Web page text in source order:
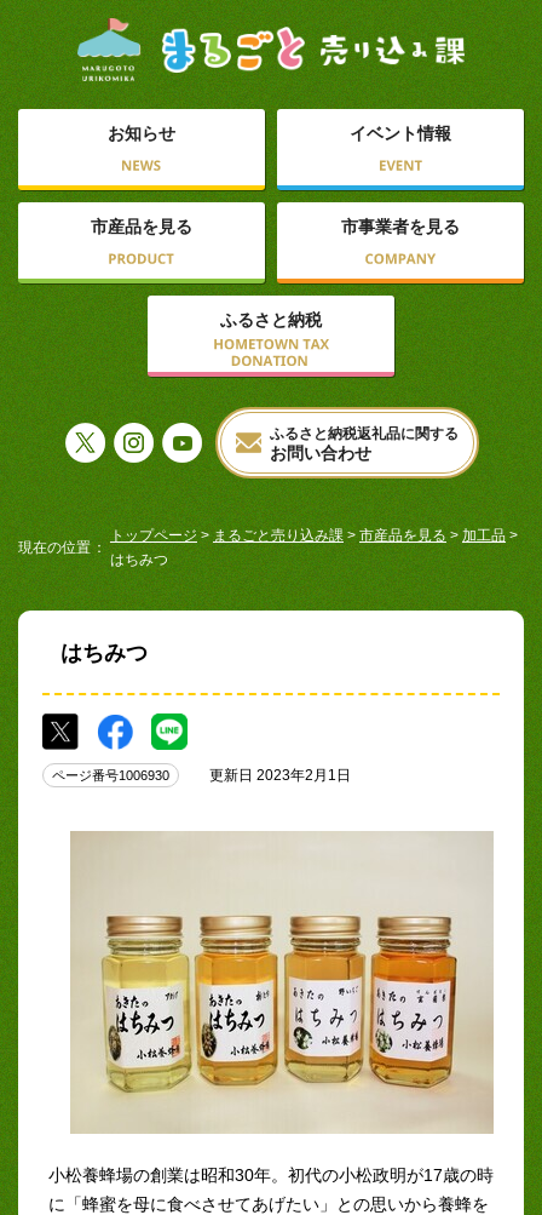
お知らせ イベント情報
市産品を見る 市事業者を見る
ふるさと納税
ふるさと納税返礼品に関する
お問い合わせ
現在の位置
トップページ > まるごと売り込み課 > 市産品を見る > 加工品 >
はちみつ
はちみつ
ページ番号1006930 更新日 2023年2月1日
小松養蜂場の創業は昭和30年。初代の小松政明が17歳の時
に「蜂蜜を母に食べさせてあげたい」との思いから養蜂を